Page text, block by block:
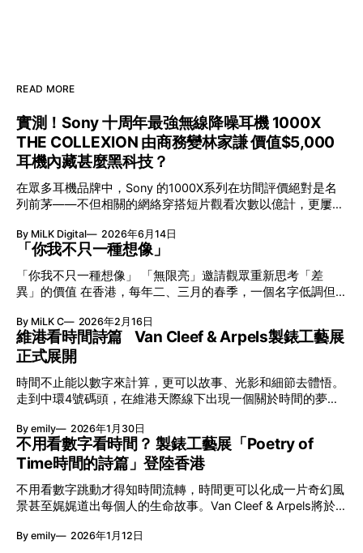
READ MORE
實測！Sony 十周年最強無線降噪耳機 1000X
THE COLLEXION 由商務變林家謙 價值$5,000
耳機內藏甚麼黑科技？
在眾多耳機品牌中，Sony 的1000X系列在坊間評價絕對是名
列前茅——不但相關的網絡穿搭短片觀看次數以億計，更屢獲
VGP 金獎，也是 Amazon 折扣日的大熱推介。
By MiLK Digital 2026年6月14日
「你我不只一種想像」
「你我不只一種想像」 「無限亮」邀請觀眾重新思考「差
異」的價值 在香港，每年二、三月的春季，一個名字低調但
節與香港賽馬會慈善信託基金聯合呈獻，以共融藝術為核心，
八年來不只是帶來無數來自世界各地的優秀節目，更致力於在
本地建立屬於香港的共融創作生態。今年更首度與本地兩大旗
艦藝團強強聯手打造兩部深具意義的作品《遊延》及《弦上光
影》，展開一場前所未有的藝術對話，擦下多元藝術下的流動
能量，全面開展一場無界限嘅藝術旅程。 第八屆「無限亮」
以「你我不只一種想像」為題，從共融角度重新思索「差異」
的價值。不同能力人士是社會多樣性的一部分。每人皆擁有
「不同」能力與特質，當我們一齊生活、一齊創作、互相啟
發，偏見與界線，也自然被藝術溶化。 「無限亮」2026精彩
節目包括: 2月27日至3月1日：帕拉管弦樂團《無邊狂想曲》/
音樂‧舞蹈 (開幕節目) 2月28日至3月1日：
By MiLK C 2026年2月16日
維港看時間詩篇 Van Cleef & Arpels製錶工藝展
正式展開
時間不止能以數字來計算，更可以故事、光影和細節去體悟。
走到中環4號碼頭，在維港天際線下出現一個關於時間的夢幻
覽。由即日至2月8日期間舉行，世家把一貫低調精緻的製錶語
言搬離傳統店舖，放進公共場域，讓時間不只是腕上的個人物
件，而是一場可以與他人一同經歷的詩意旅程。 在碼頭打開
「時間詩集」 走進展場尤如翻開一本時間詩集，藉由不同主
題呈現時間的無限想像。Van Cleef & Arpels的腕錶從來不是
由單純的機械與數字堆砌，更像是腕上的動人故事。 世家以
精湛的製錶技術與敘事美學為核心，讓每一枚腕錶都超越單純
報時的功能，而是把稍縱即逝的瞬間凝結成可以反覆閱讀的畫
By emily 2026年1月30日
不用看數字看時間？ 製錶工藝展「Poetry of
Time時間的詩篇」登陸香港
不用看數字跳動才得知時間流轉，時間更可以化成一片奇幻風
景甚至娓娓道出每個人的生命故事。Van Cleef & Arpels將於1
詩篇」展覽，邀請大家走進由愛情故事、詩意星象、迷人自然
By emily 2026年1月12日